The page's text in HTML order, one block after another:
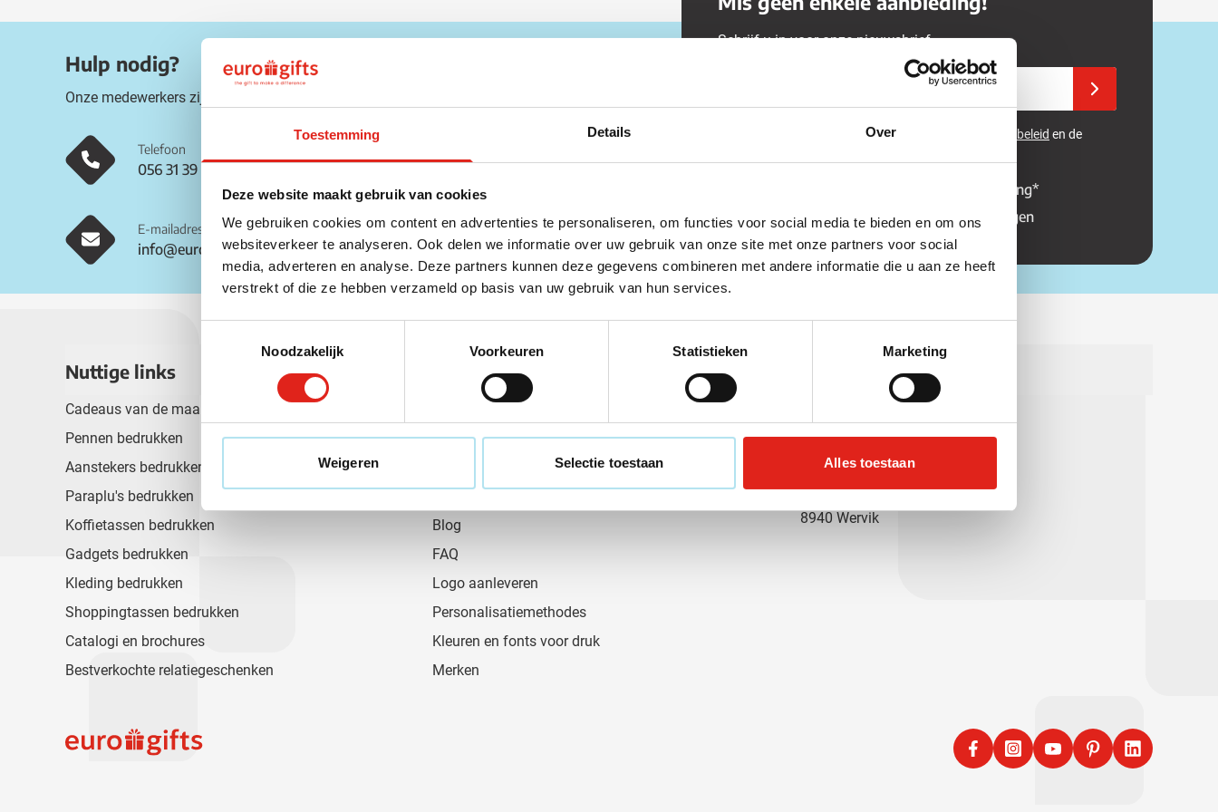
Toestemming Details Over
Deze website maakt gebruik van cookies
We gebruiken cookies om content en advertenties te personaliseren, om functies voor social media te bieden en om ons
websiteverkeer te analyseren. Ook delen we informatie over uw gebruik van onze site met onze partners voor social
media, adverteren en analyse. Deze partners kunnen deze gegevens combineren met andere informatie die u aan ze heeft
verstrekt of die ze hebben verzameld op basis van uw gebruik van hun services.
Noodzakelijk
Voorkeuren Statistieken Marketing
Weigeren Selectie toestaan Alles toestaan
Toon submenu voor Drinkwaren categorie
Toon submenu voor Eten & drinken categorie
Home & Wellness
Gereedschap & lampen
Toon submenu voor Gereedschap & lampen categorie
Veiligheid
Kinderen
Toon submenu voor Kinderen categorie
Inspiratie
Toon submenu voor Inspiratie categorie
Acties & specials
Toon submenu voor Acties & specials categorie
Hulp nodig?
Onze medewerkers zijn beschikbaar op onderstaande contactgegevens!
Telefoon
056 31 39 91 Direct contact met een medewerker
E-mailadres
info@eurogifts.be
FAQ
Bekijk de veelgestelde vragen
Schrijf u in voor onze nieuwsbrief.
Dit formulier is beveiligd met reCAPTCHA - het Privacybeleid en de
€ 25,- korting op uw eerstvolgende bestelling*
Blijf op de hoogte van promoties en kortingen
Nuttige links
Cadeaus van de maand 🎁
Pennen bedrukken
Aanstekers bedrukken
Paraplu's bedrukken
Koffietassen bedrukken
Gadgets bedrukken
Kleding bedrukken
Shoppingtassen bedrukken
Catalogi en brochures
Bestverkochte relatiegeschenken
Over Eurogifts
Contact
Blog
FAQ
Logo aanleveren
Personalisatiemethodes
Kleuren en fonts voor druk
Merken
Neem contact op met
info@eurogifts.be
8940 Wervik
FacebookInstagramYouTubePinterestLinkedIn